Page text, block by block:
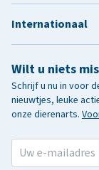
Wilt u niets
Schrijf u nu in voor
nieuwtjes, leuke
onze dierenarts.
Internationaal